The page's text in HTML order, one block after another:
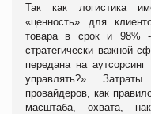
Так как логистика
«ценность» для
товара в срок и 98%
стратегически важной
передана на
управлять?».
провайдеров, как
масштаба, охвата,